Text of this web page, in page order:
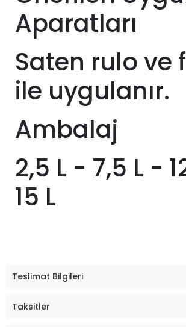
Aparatları
Saten rulo ve
ile uygulanır.
Ambalaj
2,5 L - 7,5 L -
15 L
Teslimat Bilgileri
Taksitler